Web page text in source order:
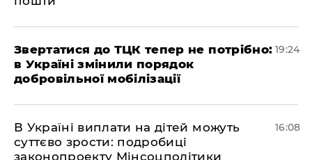
​Звертатися до ТЦК тепер не потрібно:
в Україні змінили порядок
добровільної мобілізації
19:24
В Україні виплати на дітей можуть
суттєво зрости: подробиці
законопроекту Мінсоцполітики
16:08